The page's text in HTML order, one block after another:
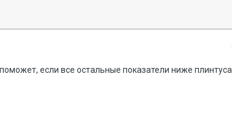
если все остальные показатели ниже плинтуса